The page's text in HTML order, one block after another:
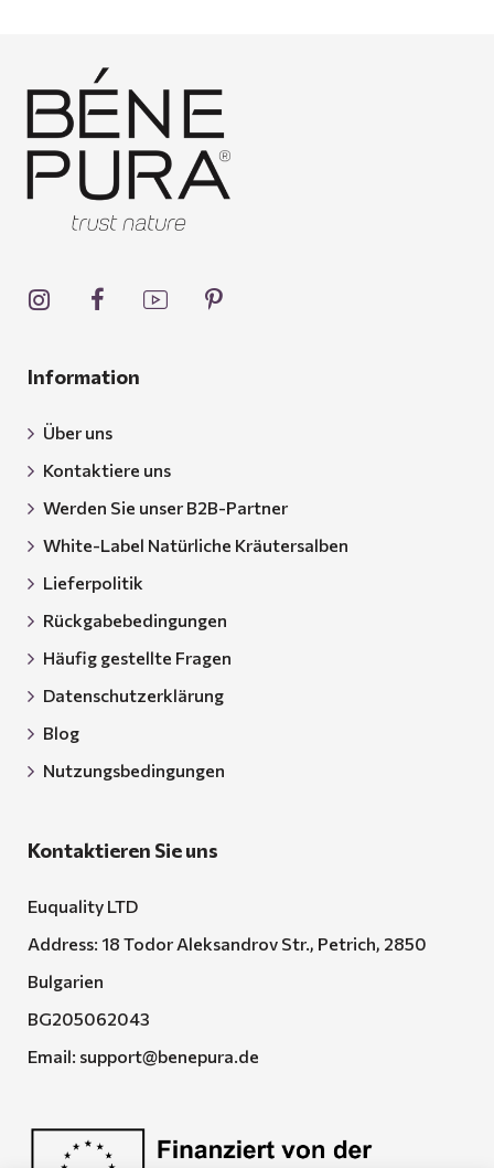
Information
Über uns
Kontaktiere uns
Werden Sie unser B2B-Partner
White-Label Natürliche Kräutersalben
Lieferpolitik
Rückgabebedingungen
Häufig gestellte Fragen
Datenschutzerklärung
Blog
Nutzungsbedingungen
Kontaktieren Sie uns
Euquality LTD
Address: 18 Todor Aleksandrov Str., Petrich, 2850
Bulgarien
BG205062043
Email: support@benepura.de